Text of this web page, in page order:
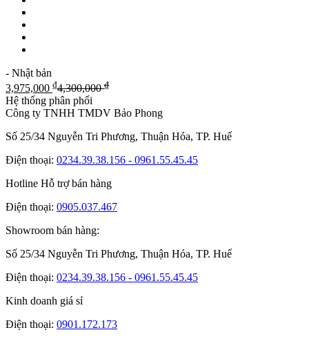
- Nhật bản
3,975,000 ₫4,300,000₫
Hệ thống phân phối
Công ty TNHH TMDV Bảo Phong
Số 25/34 Nguyễn Tri Phương, Thuận Hóa, TP. Huế
Điện thoại: 0234.39.38.156 - 0961.55.45.45
Hotline Hỗ trợ bán hàng
Điện thoại: 0905.037.467
Showroom bán hàng:
Số 25/34 Nguyễn Tri Phương, Thuận Hóa, TP. Huế
Điện thoại: 0234.39.38.156 - 0961.55.45.45
Kinh doanh giá sỉ
Điện thoại: 0901.172.173